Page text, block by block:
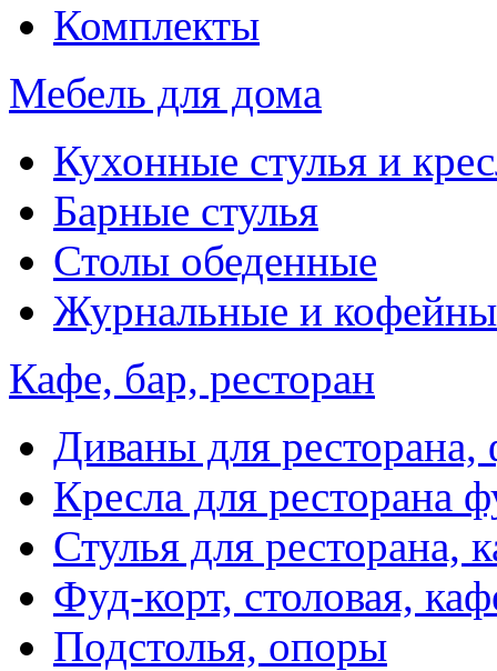
Комплекты
Мебель для дома
Кухонные стулья и
Барные стулья
Столы обеденные
Журнальные и
Кафе, бар, ресторан
Диваны для ресторана,
Кресла для ресторана
Стулья для ресторана,
Фуд-корт, столовая,
Подстолья, опоры